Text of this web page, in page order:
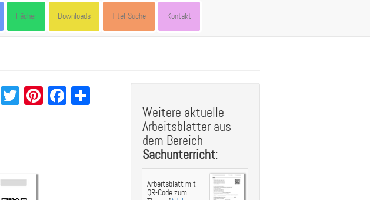
Fächer Downloads Titel-Suche Kontakt
WhatsApp
Twitter
Pinterest
Facebook
Share
Weitere aktuelle
Arbeitsblätter aus
dem Bereich
Sachunterricht:
Arbeitsblatt mit
QR-Code zum